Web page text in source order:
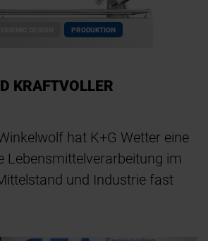
PRODUKTION
KRAFTVOLLER
hat K+G Wetter eine
Lebensmittelverarbeitung im
und Industrie fast